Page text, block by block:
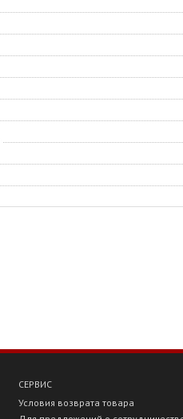
СЕРВИС
Условия возврата товара